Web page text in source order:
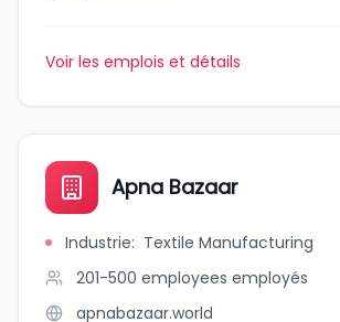
Voir les emplois et détails
Apna Bazaar
Industrie: Textile Manufacturing
201-500 employees employés
apnabazaar.world